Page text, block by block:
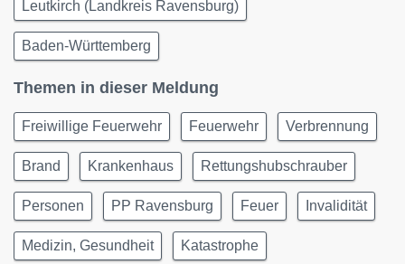
Leutkirch (Landkreis Ravensburg)
Baden-Württemberg
Themen in dieser Meldung
Freiwillige Feuerwehr Feuerwehr Verbrennung
Brand Krankenhaus Rettungshubschrauber
Personen PP Ravensburg Feuer Invalidität
Medizin, Gesundheit Katastrophe